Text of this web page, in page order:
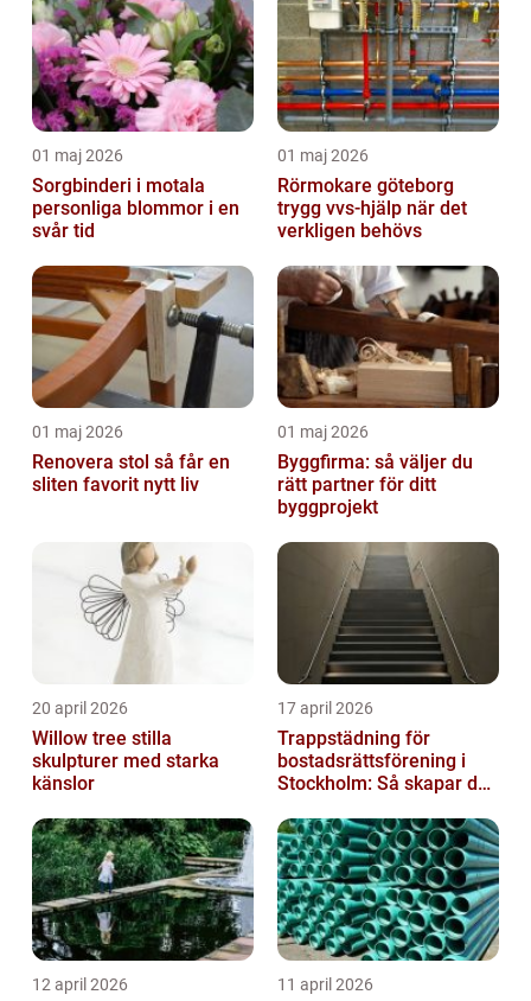
01 maj 2026
Sorgbinderi i motala
personliga blommor i en
svår tid
01 maj 2026
Rörmokare göteborg
trygg vvs-hjälp när det
verkligen behövs
01 maj 2026
Renovera stol så får en
sliten favorit nytt liv
01 maj 2026
Byggfirma: så väljer du
rätt partner för ditt
byggprojekt
20 april 2026
Willow tree stilla
skulpturer med starka
känslor
17 april 2026
Trappstädning för
bostadsrättsförening i
Stockholm: Så skapar du
trapphus...
12 april 2026 11 april 2026